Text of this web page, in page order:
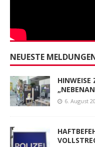
NEUESTE
HINWEISE
6. August